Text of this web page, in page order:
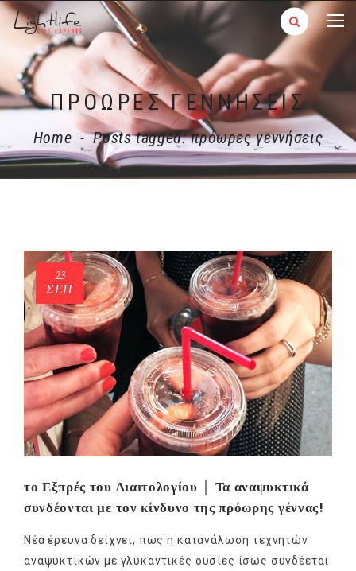
ΠΡΌΩΡΕΣ ΓΕΝΝΉΣΕΙΣ
Home - Posts tagged: πρόωρες γεννήσεις
23
ΣΕΠ
το Εξπρές του Διαιτολογίου │ Τα αναψυκτικά
συνδέονται με τον κίνδυνο της πρόωρης γέννας!
Νέα έρευνα δείχνει, πως η κατανάλωση τεχνητών
αναψυκτικών με γλυκαντικές ουσίες ίσως συνδέεται